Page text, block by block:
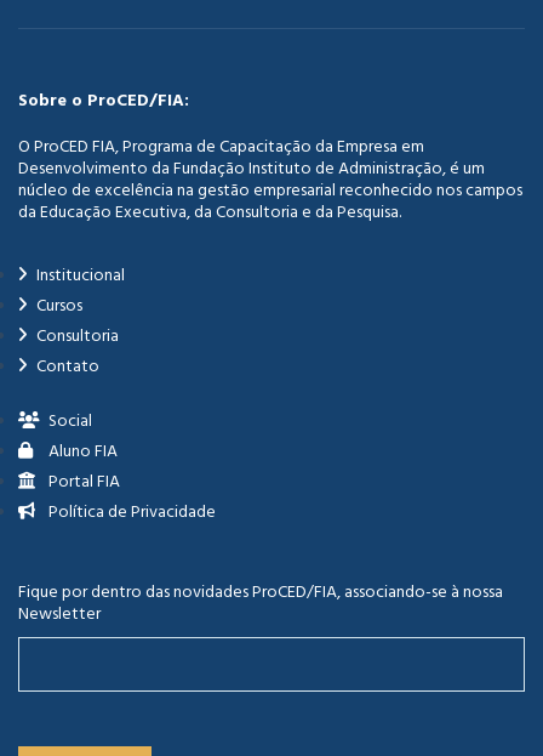
Sobre o ProCED/FIA:
O ProCED FIA, Programa de Capacitação da Empresa em
Desenvolvimento da Fundação Instituto de Administração, é um
núcleo de excelência na gestão empresarial reconhecido nos campos
da Educação Executiva, da Consultoria e da Pesquisa.
Institucional
Cursos
Consultoria
Contato
Social
Aluno FIA
Portal FIA
Política de Privacidade
Fique por dentro das novidades ProCED/FIA, associando-se à nossa
Newsletter